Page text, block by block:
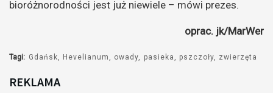
bioróżnorodności jest już niewiele – mówi prezes.
oprac. jk/MarWer
Tagi: Gdańsk Hevelianum owady pasieka pszczoły zwierzęta
REKLAMA